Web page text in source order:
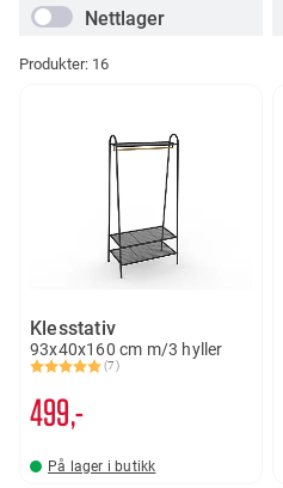
Nettlager
Produkter: 16
Klesstativ
93x40x160 cm m/3 hyller
Karakter:
(7)
5.0 av 5 mulige
499,-
På lager i butikk